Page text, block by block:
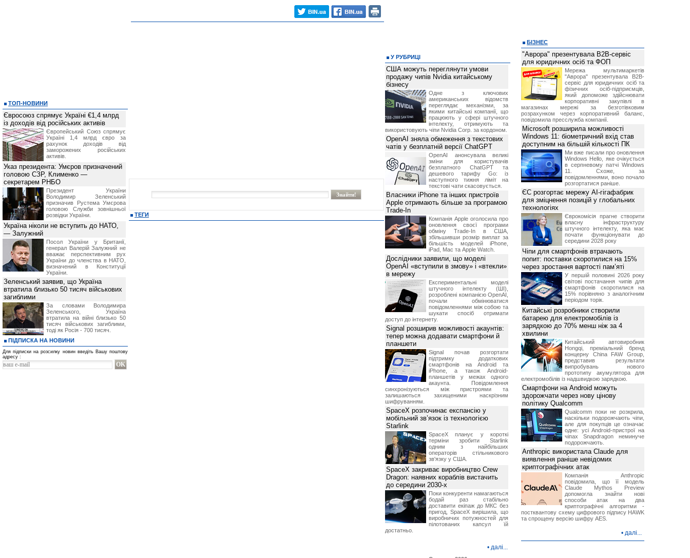
ТЕГИ
ТОП-НОВИНИ
Євросоюз спрямує Україні €1,4 млрд
із доходів від російських активів
Європейський Союз спрямує
Україні 1,4 млрд євро за
рахунок доходів від
заморожених російських
активів.
Указ президента: Умєров призначений
головою СЗР, Клименко —
секретарем РНБО
Президент України
Володимир Зеленський
призначив Pустема Умєрова
головою Служби зовнішньої
розвідки України.
Україна ніколи не вступить до НАТО,
— Залужний
Посол України у Британії,
генерал Валерій Залужний не
вважає перспективним рух
України до членства в НАТО,
визначений в Конституції
України.
Зеленський заявив, що Україна
втратила близько 50 тисяч військових
загиблими
За словами Володимира
Зеленського, Україна
втратила на війні близько 50
тисяч військових загиблими,
тоді як Росія - 700 тисяч.
ПІДПИСКА НА НОВИНИ
Для підписки на розсилку новин введіть Вашу поштову
адресу :
У РУБРИЦІ
США можуть переглянути умови
продажу чипів Nvidia китайському
бізнесу
Одне з ключових
американських відомств
переглядає механізми, за
якими китайські компанії, що
працюють у сфері штучного
інтелекту, отримують та
використовують чіпи Nvidia Corp. за кордоном.
OpenAI зняла обмеження з текстових
чатів у безплатній версії ChatGPT
OpenAI анонсувала великі
зміни для користувачів
безплатного ChatGPT та
дешевого тарифу Go: із
наступного тижня ліміт на
текстові чати скасовується.
Власники iPhone та інших пристроїв
Apple отримають більше за програмою
Trade-In
Компанія Apple оголосила про
оновлення своєї програми
обміну Trade-In в США,
збільшивши розмір виплат за
більшість моделей iPhone,
iPad, Mac та Apple Watch.
Дослідники заявили, що моделі
OpenAI «вступили в змову» і «втекли»
в мережу
Експериментальні моделі
штучного інтелекту (ШІ),
розроблені компанією OpenAI,
почали обмінюватися
повідомленнями між собою та
шукати спосіб отримати
доступ до інтернету.
Signal розширив можливості акаунтів:
тепер можна додавати смартфони й
планшети
Signal почав розгортати
підтримку додаткових
смартфонів на Android та
iPhone, а також Android-
планшетів у межах одного
акаунта. Повідомлення
синхронізуються між пристроями та
залишаються захищеними наскрізним
шифруванням.
SpaceX розпочинає експансію у
мобільний зв’язок із технологією
Starlink
SpaceX планує у короткі
терміни зробити Starlink
одним з найбільших
операторів стільникового
зв'язку у США.
SpaceX закриває виробництво Crew
Dragon: наявних кораблів вистачить
до середини 2030-х
Поки конкуренти намагаються
бодай раз стабільно
доставити екіпаж до МКС без
пригод, SpaceX вирішила, що
виробничих потужностей для
пілотованих капсул їй
достатньо.
• далі...
БІЗНЕС
"Аврора" презентувала B2B-сервіс
для юридичних осіб та ФОП
Мережа мультимаркетів
"Аврора" презентувала B2B-
сервіс для юридичних осіб та
фізичних осіб-підприємців,
який допоможе здійснювати
корпоративні закупівлі в
магазинах мережі за безготівковим
розрахунком через корпоративний баланс,
повідомила пресслужба компанії.
Microsoft розширила можливості
Windows 11: біометричний вхід став
доступним на більшій кількості ПК
Ми вже писали про оновлення
Windows Hello, яке очікується
в серпневому патчі Windows
11. Схоже, за
повідомленнями, воно почало
розгортатися раніше.
ЄС розгортає мережу AI-гігафабрик
для зміцнення позицій у глобальних
технологіях
Єврокомісія прагне створити
власну інфраструктуру
штучного інтелекту, яка має
почати функціонувати до
середини 2028 року
Чіпи для смартфонів втрачають
попит: поставки скоротилися на 15%
через зростання вартості пам’яті
У першій половині 2026 року
світові постачання чипів для
смартфонів скоротилися на
15% порівняно з аналогічним
періодом торік.
Китайські розробники створили
батарею для електромобілів із
зарядкою до 70% менш ніж за 4
хвилини
Китайський автовиробник
Hongqi, преміальний бренд
концерну China FAW Group,
представив результати
випробувань нового
прототипу акумулятора для
електромобілів із надшвидкою зарядкою.
Смартфони на Android можуть
здорожчати через нову цінову
політику Qualcomm
Qualcomm поки не розкрила,
наскільки подорожчають чіпи,
але для покупців це означає
одне: усі Android-пристрої на
чіпах Snapdragon неминуче
подорожчають.
Anthropic використала Claude для
виявлення раніше невідомих
криптографічних атак
Компанія Anthropic
повідомила, що її модель
Claude Mythos Preview
допомогла знайти нові
способи атак на два
криптографічні алгоритми -
постквантову схему цифрового підпису HAWK
та спрощену версію шифру AES.
• далі...